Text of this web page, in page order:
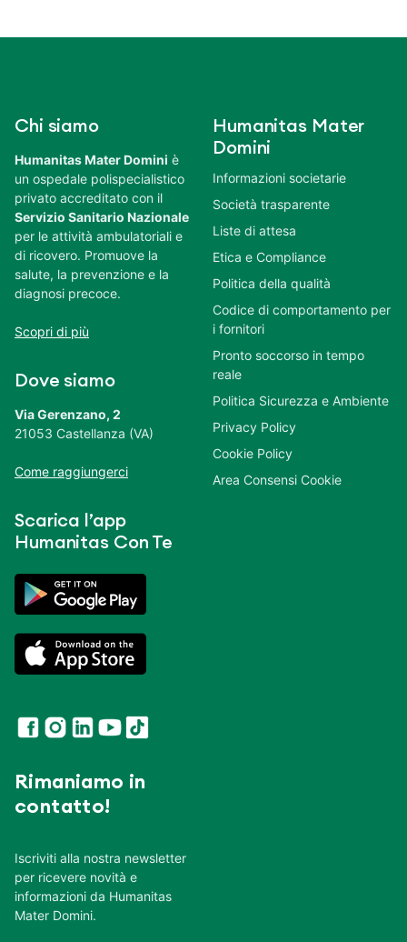
Chi siamo
Humanitas Mater Domini è
un ospedale polispecialistico
privato accreditato con il
Servizio Sanitario Nazionale
per le attività ambulatoriali e
di ricovero. Promuove la
salute, la prevenzione e la
diagnosi precoce.
Scopri di più
Dove siamo
Via Gerenzano, 2
21053 Castellanza (VA)
Come raggiungerci
Scarica l’app
Humanitas Con Te
Rimaniamo in
contatto!
Iscriviti alla nostra newsletter
per ricevere novità e
informazioni da Humanitas
Mater Domini.
Humanitas Mater
Domini
Informazioni societarie
Società trasparente
Liste di attesa
Etica e Compliance
Politica della qualità
Codice di comportamento per
i fornitori
Pronto soccorso in tempo
reale
Politica Sicurezza e Ambiente
Privacy Policy
Cookie Policy
Area Consensi Cookie